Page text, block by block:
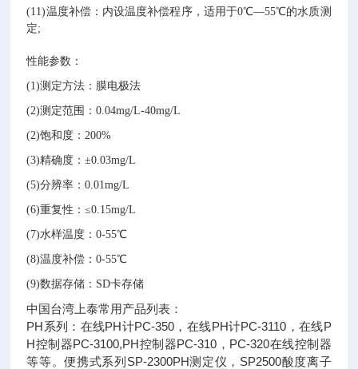
(11)温度补偿：内设温度补偿程序，适用于0℃—55℃的水质测
定;
性能参数：
(1)测定方法：膜电极法
(2)测定范围：0.04mg/L-40mg/L
(2)饱和度：200%
(3)精确度：±0.03mg/L
(5)分辨率：0.01mg/L
(6)重复性：≤0.15mg/L
(7)水样温度：0-55℃
(8)温度补偿：0-55℃
(9)数据存储：SD卡存储
中国台湾上泰常用产品列表：
PH系列：在线PH计PC-350，在线PH计PC-3110，在线P
H控制器PC-3100,PH控制器PC-310，PC-320在线控制器
等等。便携式系列SP-2300PH测定仪，SP2500酸度离子